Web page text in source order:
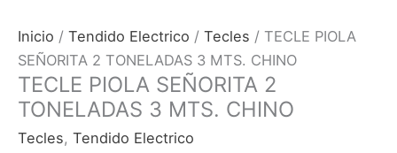
Inicio / Tendido Electrico / Tecles / TECLE PIOLA
SEÑORITA 2 TONELADAS 3 MTS. CHINO
TECLE PIOLA SEÑORITA 2
TONELADAS 3 MTS. CHINO
Tecles, Tendido Electrico